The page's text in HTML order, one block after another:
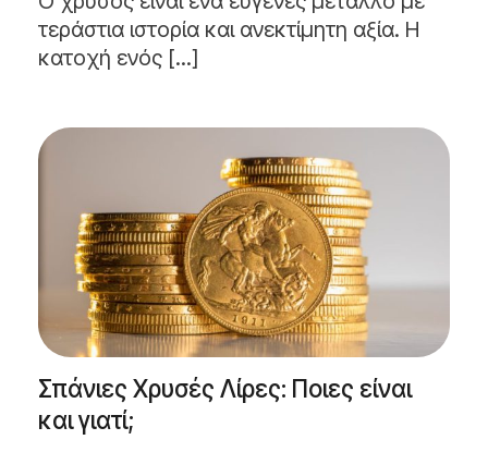
τεράστια ιστορία και ανεκτίμητη αξία. Η
κατοχή ενός [...]
Σπάνιες Χρυσές Λίρες: Ποιες είναι
και γιατί;